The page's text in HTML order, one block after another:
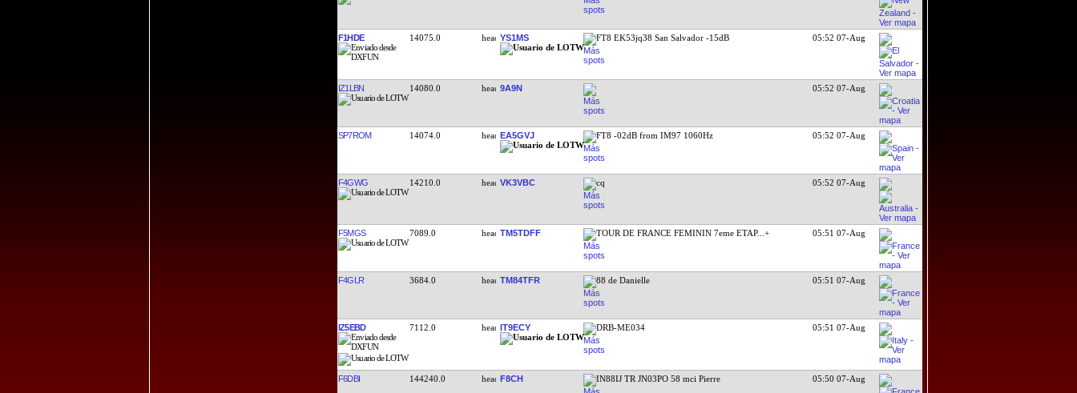
F1HDE 14075.0 YS1MS FT8 EK53jq38 San Salvador -15dB 05:52 07-Aug
IZ1LBN 14080.0 9A9N 05:52 07-Aug
SP7ROM 14074.0 EA5GVJ FT8 -02dB from IM97 1060Hz 05:52 07-Aug
F4GWG 14210.0 VK3VBC cq 05:52 07-Aug
F5MGS 7089.0 TM5TDFF TOUR DE FRANCE FEMININ 7eme ETAP...+ 05:51 07-Aug
F4GLR 3684.0 TM84TFR 88 de Danielle 05:51 07-Aug
IZ5EBD 7112.0 IT9ECY DRB-ME034 05:51 07-Aug
F6DBI 144240.0 F8CH IN88IJ TR JN03PO 58 mci Pierre 05:50 07-Aug